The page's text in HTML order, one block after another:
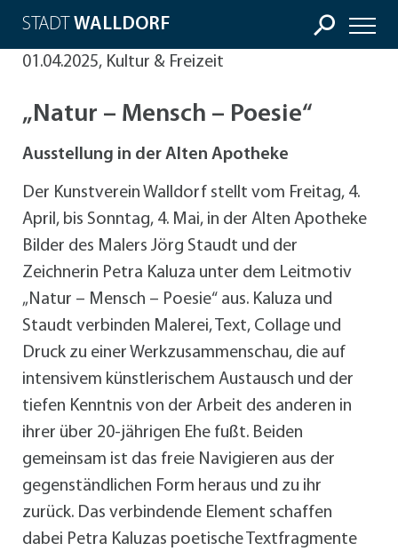
STADT WALLDORF
01.04.2025, Kultur & Freizeit
„Natur – Mensch – Poesie“
Ausstellung in der Alten Apotheke
Der Kunstverein Walldorf stellt vom Freitag, 4.
April, bis Sonntag, 4. Mai, in der Alten Apotheke
Bilder des Malers Jörg Staudt und der
Zeichnerin Petra Kaluza unter dem Leitmotiv
„Natur – Mensch – Poesie“ aus. Kaluza und
Staudt verbinden Malerei, Text, Collage und
Druck zu einer Werkzusammenschau, die auf
intensivem künstlerischem Austausch und der
tiefen Kenntnis von der Arbeit des anderen in
ihrer über 20-jährigen Ehe fußt. Beiden
gemeinsam ist das freie Navigieren aus der
gegenständlichen Form heraus und zu ihr
zurück. Das verbindende Element schaffen
dabei Petra Kaluzas poetische Textfragmente